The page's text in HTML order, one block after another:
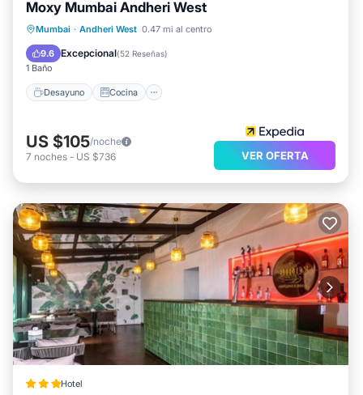
Moxy Mumbai Andheri West
Mumbai · Andheri West 0.47 mi al centro
9.6 Excepcional(52 Reseñas)
1 Baño
Desayuno Cocina
Desayuno
Cocina
Aire acondicionado
US $105/noche
7 noches - US $736 VER OFERTA
Hotel